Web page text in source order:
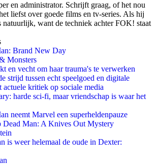
en administrator. Schrijft graag, of het nou
liefst over goede films en tv-series. Als hij
natuurlijk, want de techniek achter FOK! staat
Brand New Day
Monsters
en vecht om haar trauma's te verwerken
strijd tussen echt speelgoed en digitale
actuele kritiek op sociale media
harde sci-fi, maar vriendschap is waar het
neemt Marvel een superheldenpauze
Dead Man: A Knives Out Mystery
is weer helemaal de oude in Dexter: